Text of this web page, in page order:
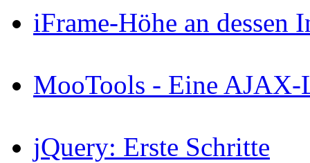
iFrame-Höhe an dessen
MooTools - Eine
jQuery: Erste Schritte